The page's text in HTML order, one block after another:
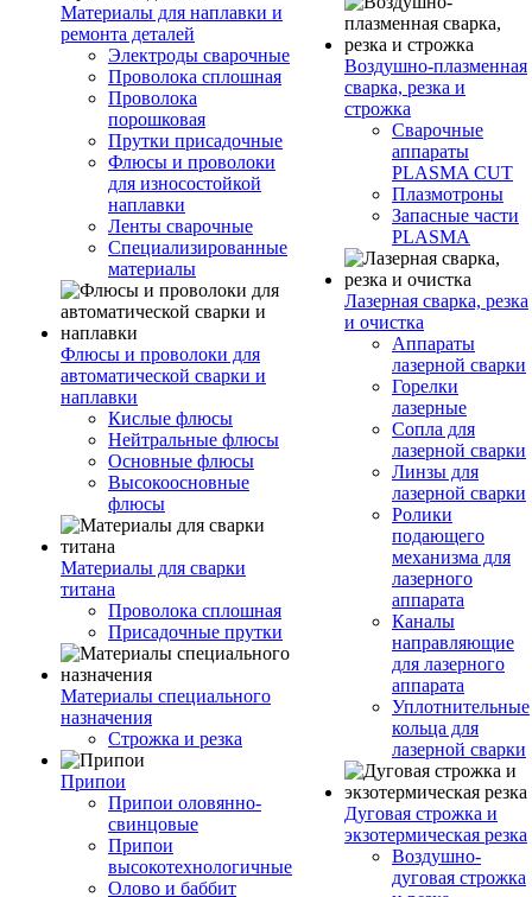
Материалы для наплавки и
ремонта деталей
Электроды сварочные
Проволока сплошная
Проволока
порошковая
Прутки присадочные
Флюсы и проволоки
для износостойкой
наплавки
Ленты сварочные
Специализированные
материалы
Флюсы и проволоки для
автоматической сварки и
наплавки
Кислые флюсы
Нейтральные флюсы
Основные флюсы
Высокоосновные
флюсы
Материалы для сварки
титана
Проволока сплошная
Присадочные прутки
Материалы специального
назначения
Строжка и резка
Припои
Припои оловянно-
свинцовые
Припои
высокотехнологичные
Олово и баббит
Воздушно-плазменная
сварка, резка и
строжка
Сварочные
аппараты
PLASMA CUT
Плазмотроны
Запасные части
PLASMA
Лазерная сварка, резка
и очистка
Аппараты
лазерной сварки
Горелки
лазерные
Сопла для
лазерной сварки
Линзы для
лазерной сварки
Ролики
подающего
механизма для
лазерного
аппарата
Каналы
направляющие
для лазерного
аппарата
Уплотнительные
кольца для
лазерной сварки
Дуговая строжка и
экзотермическая резка
Воздушно-
дуговая строжка